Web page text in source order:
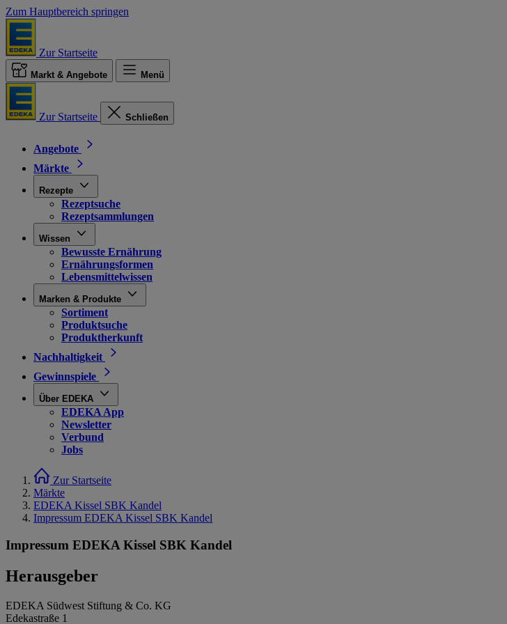
Zum Hauptbereich springen
Zur Startseite
Markt & Angebote Menü
Zur Startseite Schließen
Angebote
Märkte
Rezepte
Rezeptsuche
Rezeptsammlungen
Wissen
Bewusste Ernährung
Ernährungsformen
Lebensmittelwissen
Marken & Produkte
Sortiment
Produktsuche
Produktherkunft
Nachhaltigkeit
Gewinnspiele
Über EDEKA
EDEKA App
Newsletter
Verbund
Jobs
Zur Startseite
Märkte
EDEKA Kissel SBK Kandel
Impressum EDEKA Kissel SBK Kandel
Impressum EDEKA Kissel SBK Kandel
Herausgeber
EDEKA Südwest Stiftung & Co. KG
Edekastraße 1